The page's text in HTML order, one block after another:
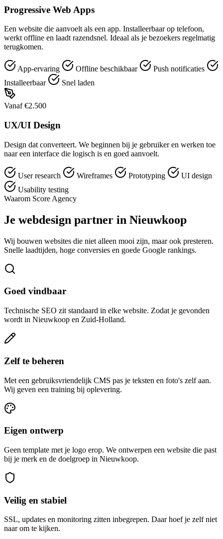
Progressive Web Apps
Een website die aanvoelt als een app. Installeerbaar op telefoon,
werkt offline en laadt razendsnel. Ideaal als je bezoekers regelmatig
terugkomen.
App-ervaring Offline beschikbaar
Push notificaties
Installeerbaar
Snel laden
Vanaf €2.500
UX/UI Design
Design dat converteert. We beginnen bij je gebruiker en werken toe
naar een interface die logisch is en goed aanvoelt.
User research Wireframes Prototyping
UI design
Usability testing
Waarom Score Agency
Je webdesign partner in Nieuwkoop
Wij bouwen websites die niet alleen mooi zijn, maar ook presteren.
Snelle laadtijden, hoge conversies en goede Google rankings.
Goed vindbaar
Technische SEO zit standaard in elke website. Zodat je gevonden
wordt in Nieuwkoop en Zuid-Holland.
Zelf te beheren
Met een gebruiksvriendelijk CMS pas je teksten en foto's zelf aan.
Wij geven een training bij oplevering.
Eigen ontwerp
Geen template met je logo erop. We ontwerpen een website die past
bij je merk en de doelgroep in Nieuwkoop.
Veilig en stabiel
SSL, updates en monitoring zitten inbegrepen. Daar hoef je zelf niet
naar om te kijken.